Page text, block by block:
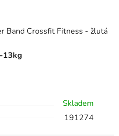
Band Crossfit Fitness - žlutá
13kg
Skladem
191274